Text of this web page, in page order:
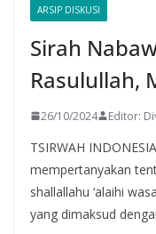
ARSIP DISKUSI
Sirah
Rasulullah,
26/10/2024 Editor:
TSIRWAH
mempertanyakan
shallallahu ‘alaihi
yang dimaksud